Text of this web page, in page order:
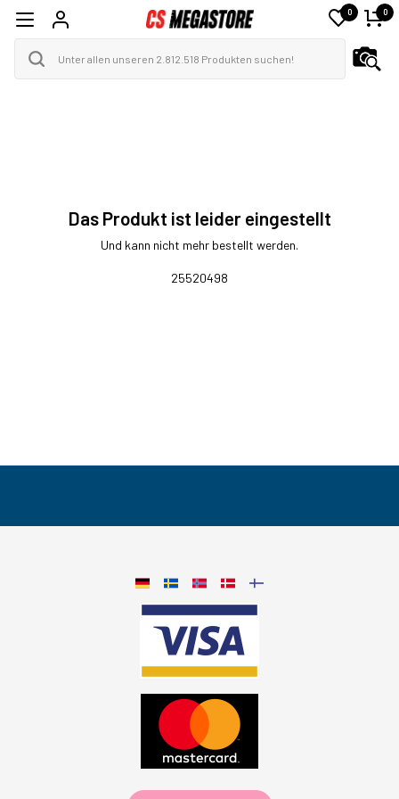
0 0
Das Produkt ist leider eingestellt
Und kann nicht mehr bestellt werden.
25520498